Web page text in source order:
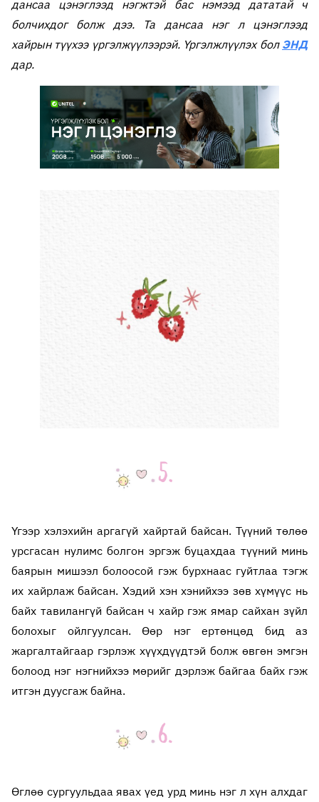
дансаа цэнэглээд нэгжтэй бас нэмээд дататай ч
болчихдог болж дээ. Та дансаа нэг л цэнэглээд
хайрын түүхээ үргэлжүүлээрэй. Үргэлжлүүлэх бол ЭНД
дар.
Үгээр хэлэхийн аргагүй хайртай байсан. Түүний төлөө
урсгасан нулимс болгон эргэж буцахдаа түүний минь
баярын мишээл болоосой гэж бурхнаас гуйтлаа тэгж
их хайрлаж байсан. Хэдий хэн хэнийхээ зөв хүмүүс нь
байх тавилангүй байсан ч хайр гэж ямар сайхан зүйл
болохыг ойлгуулсан. Өөр нэг ертөнцөд бид аз
жаргалтайгаар гэрлэж хүүхдүүдтэй болж өвгөн эмгэн
болоод нэг нэгнийхээ мөрийг дэрлэж байгаа байх гэж
итгэн дуусгаж байна.
Өглөө сургуульдаа явах үед урд минь нэг л хүн алхдаг